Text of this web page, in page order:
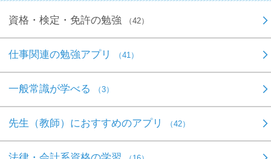
資格・検定・免許の勉強 （42）
仕事関連の勉強アプリ （41）
一般常識が学べる （3）
先生（教師）におすすめのアプリ （42）